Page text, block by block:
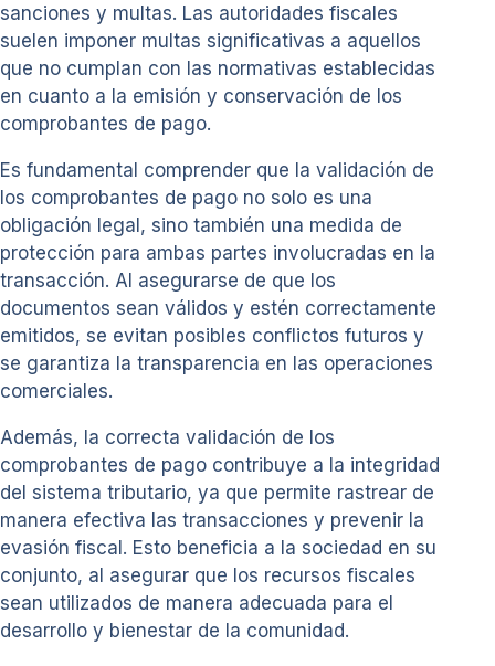
sanciones y multas. Las autoridades fiscales
suelen imponer multas significativas a aquellos
que no cumplan con las normativas establecidas
en cuanto a la emisión y conservación de los
comprobantes de pago.
Es fundamental comprender que la validación de
los comprobantes de pago no solo es una
obligación legal, sino también una medida de
protección para ambas partes involucradas en la
transacción. Al asegurarse de que los
documentos sean válidos y estén correctamente
emitidos, se evitan posibles conflictos futuros y
se garantiza la transparencia en las operaciones
comerciales.
Además, la correcta validación de los
comprobantes de pago contribuye a la integridad
del sistema tributario, ya que permite rastrear de
manera efectiva las transacciones y prevenir la
evasión fiscal. Esto beneficia a la sociedad en su
conjunto, al asegurar que los recursos fiscales
sean utilizados de manera adecuada para el
desarrollo y bienestar de la comunidad.